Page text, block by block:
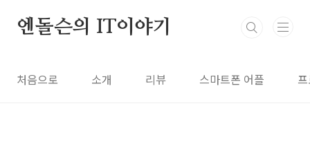
엔돌슨의 IT이야기
처음으로 소개 리뷰 스마트폰 어플